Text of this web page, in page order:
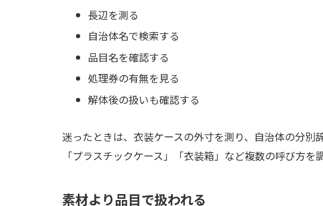
長辺を測る
自治体名で検索する
品目名を確認する
処理券の有無を見る
解体後の扱いも確認する
迷ったときは、衣装ケースの外寸を測り、自治体の分別
「プラスチックケース」「衣装箱」など複数の呼び方を
素材より品目で扱われる